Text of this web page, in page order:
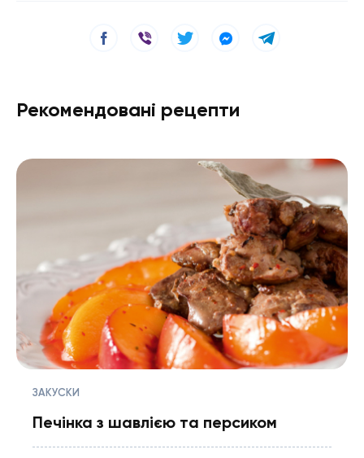
Рекомендовані рецепти
ЗАКУСКИ
Печінка з шавлією та персиком